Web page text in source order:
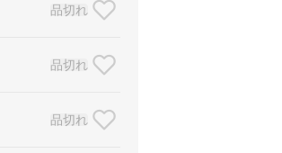
品切れ
品切れ
品切れ